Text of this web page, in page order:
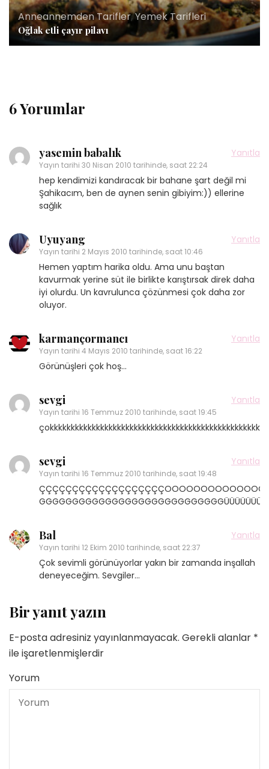
Anneannemden Tarifler,Yemek Tarifleri
Oğlak etli çayır pilavı
6 Yorumlar
yasemin babalık
Yayın tarihi 30 Nisan 2010 tarihinde, saat 22:24
Yanıtla
hep kendimizi kandıracak bir bahane şart değil mi
Şahikacım, ben de aynen senin gibiyim:)) ellerine
sağlık
Uyuyang
Yayın tarihi 2 Mayıs 2010 tarihinde, saat 10:46
Yanıtla
Hemen yaptım harika oldu. Ama unu baştan
kavurmak yerine süt ile birlikte karıştırsak direk daha
iyi olurdu. Un kavrulunca çözünmesi çok daha zor
oluyor.
karmançormancı
Yayın tarihi 4 Mayıs 2010 tarihinde, saat 16:22
Yanıtla
Görünüşleri çok hoş…
sevgi
Yayın tarihi 16 Temmuz 2010 tarihinde, saat 19:45
Yanıtla
sevgi
Yayın tarihi 16 Temmuz 2010 tarihinde, saat 19:48
Yanıtla
Bal
Yayın tarihi 12 Ekim 2010 tarihinde, saat 22:37
Yanıtla
Çok sevimli görünüyorlar yakın bir zamanda inşallah
deneyeceğim. Sevgiler…
Bir yanıt yazın
E-posta adresiniz yayınlanmayacak. Gerekli alanlar *
ile işaretlenmişlerdir
Yorum